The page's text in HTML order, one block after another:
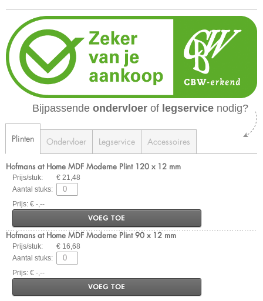
Bijpassende ondervloer of legservice nodig?
Plinten Ondervloer Legservice Accessoires
Hofmans at Home MDF Moderne Plint 120 x 12 mm
Prijs/stuk:
€ 21,48
Aantal stuks:
Prijs: € -,--
VOEG TOE
Hofmans at Home MDF Moderne Plint 90 x 12 mm
Prijs/stuk:
€ 16,68
Aantal stuks:
Prijs: € -,--
VOEG TOE